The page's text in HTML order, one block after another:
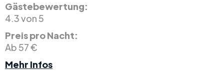
Gästebewertung:
4.3 von 5
Preis pro Nacht:
Ab 57 €
Mehr Infos